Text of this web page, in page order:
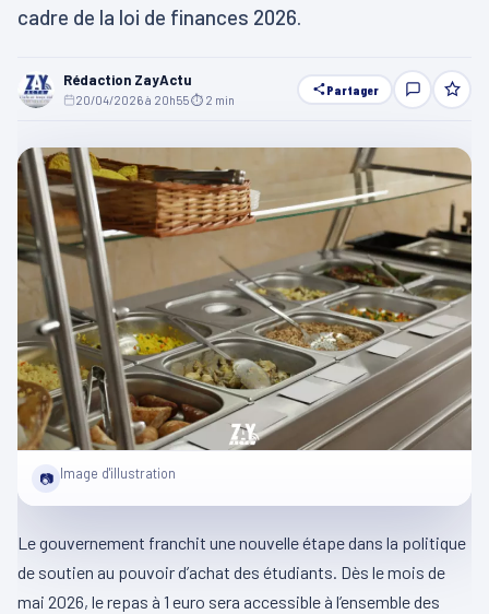
cadre de la loi de finances 2026.
Rédaction ZayActu
20/04/2026 à 20h55⏱ 2 min
Partager
📷 Image d'illustration
Le gouvernement franchit une nouvelle étape dans la politique
de soutien au pouvoir d’achat des étudiants. Dès le mois de
mai 2026, le repas à 1 euro sera accessible à l’ensemble des